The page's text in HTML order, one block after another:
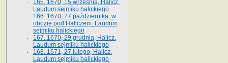
165. 1670, 15 września, Halicz.
Laudum sejmiku halickiego
166. 1670, 27 października, w
obozie pod Haliczem. Laudum
sejmiku halickiego
167. 1670, 29 grudnia, Halicz.
Laudum sejmiku halickiego
168. 1671, 27 lutego, Halicz.
Laudum sejmiku halickiego